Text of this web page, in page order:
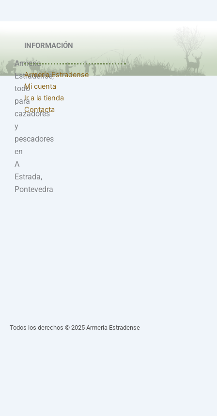
Armería
Estradense,
todo
para
cazadores
y
pescadores
en
A
Estrada,
Pontevedra
INFORMACIÓN
Armería Estradense
Mi cuenta
Ir a la tienda
Contacta
Todos los derechos © 2025 Armería Estradense